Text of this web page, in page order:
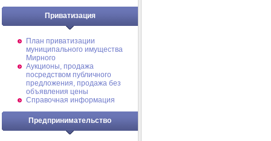
Приватизация
План приватизации
муниципального имущества
Мирного
Аукционы, продажа
посредством публичного
предложения, продажа без
объявления цены
Справочная информация
Предпринимательство